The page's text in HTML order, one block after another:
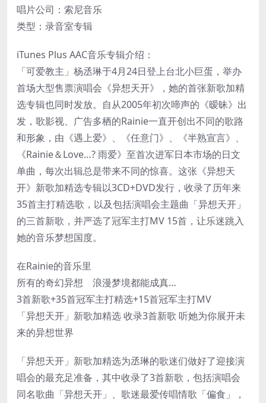
唱片公司：索尼音乐
类型：录音室专辑
iTunes Plus AAC音乐专辑介绍：
「可爱教主」杨丞琳于4月24日登上台北小巨蛋，举办
首场大型售票演唱会《异想天开》，她的首张新歌加精
选专辑也同时发放。自从2005年初次啼声的《暧昧》出
发，歌影视、广告多栖的Rainie一直开创出不同的歌路
和形象，由《遇上爱》、《任意门》、《半熟宣言》、
《Rainie＆Love…? 雨爱》至首次进军日本市场的日文
单曲，每次出辑总是带来不同的惊喜。这张《异想天
开》新歌加精选专辑以3CD+DVD发行，收录了历年来
35首主打精选歌，以及包括演唱会主题曲「异想天开」
的三首新歌，并严选了冠军主打MV 15首，让乐迷跳入
她的音乐梦想国度。
在Rainie的音乐里
所有的奇幻异想 浪漫梦境都能成真…
3首新歌+35首冠军主打精选+15首冠军主打MV
「异想天开」新歌加精选 收录3首新歌 听她为你展开未
来的异想世界
「异想天开」新歌加精选为丞琳的歌迷们做好了迎接演
唱会的最充足准备，其中收录了3首新歌，包括演唱会
同名歌曲「异想天开」、歌迷最爱传唱情歌「偏食」，